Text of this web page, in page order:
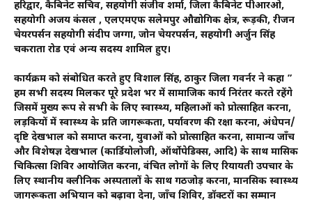
हरिद्वार, कैबिनेट सचिव, सहयोगी संजीव शर्मा, जिला कैबिनेट पीआरओ,
सहयोगी अजय कंसल , एलएमएफ सलेमपुर औद्योगिक क्षेत्र, रूड़की, रीजन
चेयरपर्सन सहयोगी संदीप जग्गा, जोन चेयरपर्सन, सहयोगी अर्जुन सिंह
चकराता रोड एवं अन्य सदस्य शामिल हुए।
कार्यक्रम को संबोधित करते हुए विशाल सिंह, ठाकुर जिला गवर्नर ने कहा ”
हम सभी सदस्य मिलकर पूरे प्रदेश भर में सामाजिक कार्य निरंतर करते रहेंगे
जिसमें मुख्य रूप से सभी के लिए स्वास्थ्य, महिलाओं को प्रोत्साहित करना,
लड़कियों में स्वास्थ्य के प्रति जागरूकता, पर्यावरण की रक्षा करना, अंधेपन/
दृष्टि देखभाल को समाप्त करना, युवाओं को प्रोत्साहित करना, सामान्य जाँच
और विशेषज्ञ देखभाल (कार्डियोलोजी, ऑर्थोपेडिक्स, आदि) के साथ मासिक
चिकित्सा शिविर आयोजित करना, वंचित लोगों के लिए रियायती उपचार के
लिए स्थानीय क्लीनिक अस्पतालों के साथ गठजोड़ करना, मानसिक स्वास्थ्य
जागरूकता अभियान को बढ़ावा देना, जाँच ​​शिविर, डॉक्टरों का सम्मान